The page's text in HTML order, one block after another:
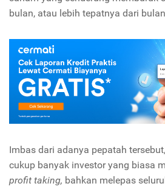
bulan, atau lebih tepatnya dari
Imbas dari adanya pepatah
cukup banyak investor yang biasa
profit taking, bahkan melepas